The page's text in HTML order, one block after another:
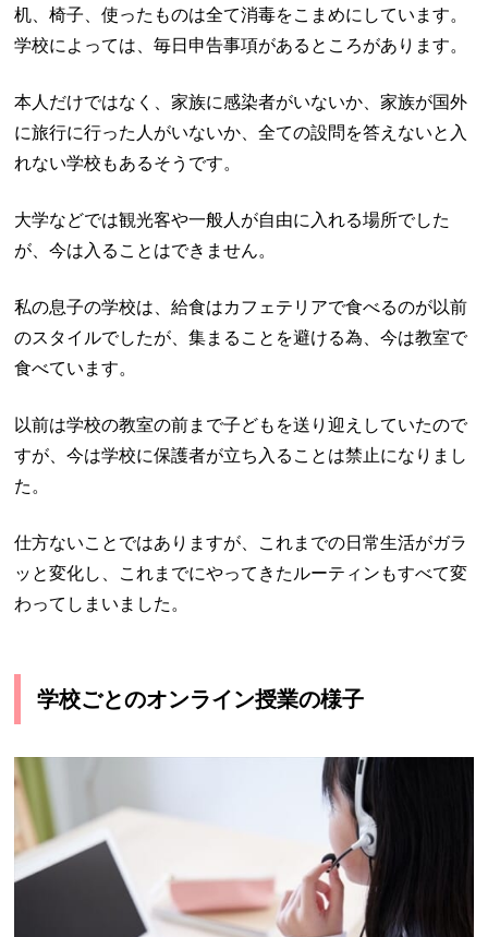
机、椅子、使ったものは全て消毒をこまめにしています。
学校によっては、毎日申告事項があるところがあります。
本人だけではなく、家族に感染者がいないか、家族が国外
に旅行に行った人がいないか、全ての設問を答えないと入
れない学校もあるそうです。
大学などでは観光客や一般人が自由に入れる場所でした
が、今は入ることはできません。
私の息子の学校は、給食はカフェテリアで食べるのが以前
のスタイルでしたが、集まることを避ける為、今は教室で
食べています。
以前は学校の教室の前まで子どもを送り迎えしていたので
すが、今は学校に保護者が立ち入ることは禁止になりまし
た。
仕方ないことではありますが、これまでの日常生活がガラ
ッと変化し、これまでにやってきたルーティンもすべて変
わってしまいました。
学校ごとのオンライン授業の様子